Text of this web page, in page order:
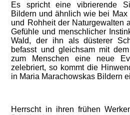
Es spricht eine vibrierende
Bildern und ähnlich wie bei
und Rohheit der Naturgewalten
Gefühle und menschlicher
Wald, der ihn als düsterer
befasst und gleichsam mit
zum Menschen eine neue
zelebriert, so kommt die
in Maria Marachowskas Bildern
Herrscht in ihren frühen